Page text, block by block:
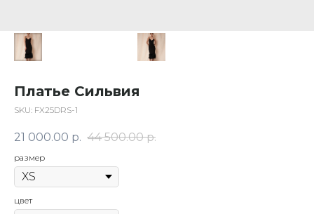
Платье Сильвия
SKU: FX25DRS-1
21 000.00 р. 44 500.00 р.
размер
цвет